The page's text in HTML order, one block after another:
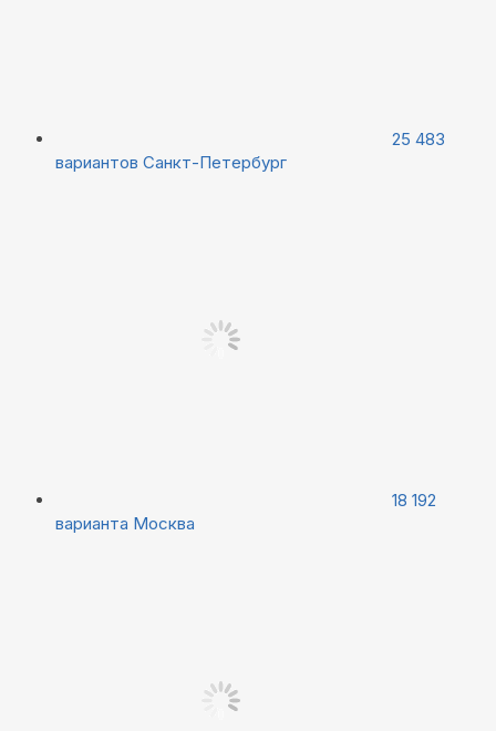
25 483
вариантов Санкт-Петербург
18 192
варианта Москва